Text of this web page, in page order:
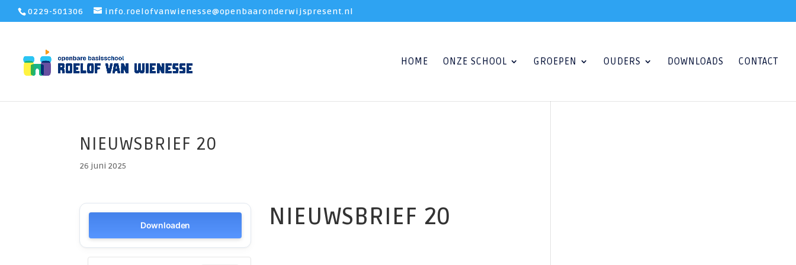
0229-501306 info.roelofvanwienesse@openbaaronderwijspresent.nl
HOME ONZE SCHOOL GROEPEN OUDERS DOWNLOADS CONTACT
NIEUWSBRIEF 20
26 juni 2025
Downloaden NIEUWSBRIEF 20